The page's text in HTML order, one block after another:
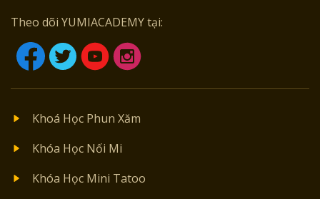
Theo dõi YUMIACADEMY tại:
Khoá Học Phun Xăm
Khóa Học Nối Mi
Khóa Học Mini Tatoo